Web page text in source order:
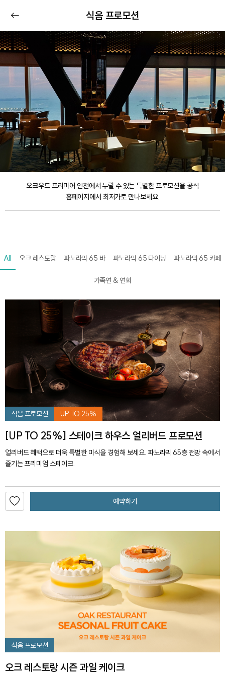
식음 프로모션
오크우드 프리미어 인천에서 누릴 수 있는 특별한 프로모션을 공식
홈페이지에서 최저가로 만나보세요.
All 오크 레스토랑 파노라믹 65 바 파노라믹 65 다이닝 파노라믹 65 카페
가족연 & 연회
식음 프로모션 UP TO 25%
[UP TO 25%] 스테이크 하우스 얼리버드 프로모션
얼리버드 혜택으로 더욱 특별한 미식을 경험해 보세요. 파노라믹 65층 전망 속에서
즐기는 프리미엄 스테이크.
예약하기
식음 프로모션
오크 레스토랑 시즌 과일 케이크